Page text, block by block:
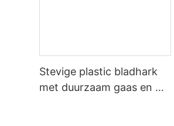
Stevige plastic bladhark
met duurzaam gaas en wit